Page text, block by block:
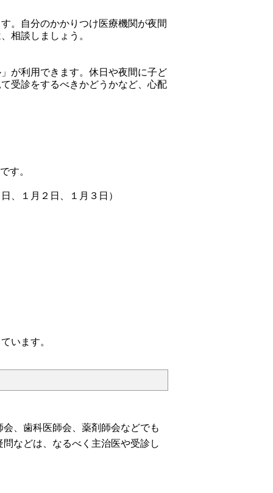
。自分のかかりつけ医療機関が夜間
相談しましょう。
が利用できます。休日や夜間に子ど
受診をするべきかどうかなど、心配
す。
１月２日、１月３日）
います。
、歯科医師会、薬剤師会などでも
などは、なるべく主治医や受診し